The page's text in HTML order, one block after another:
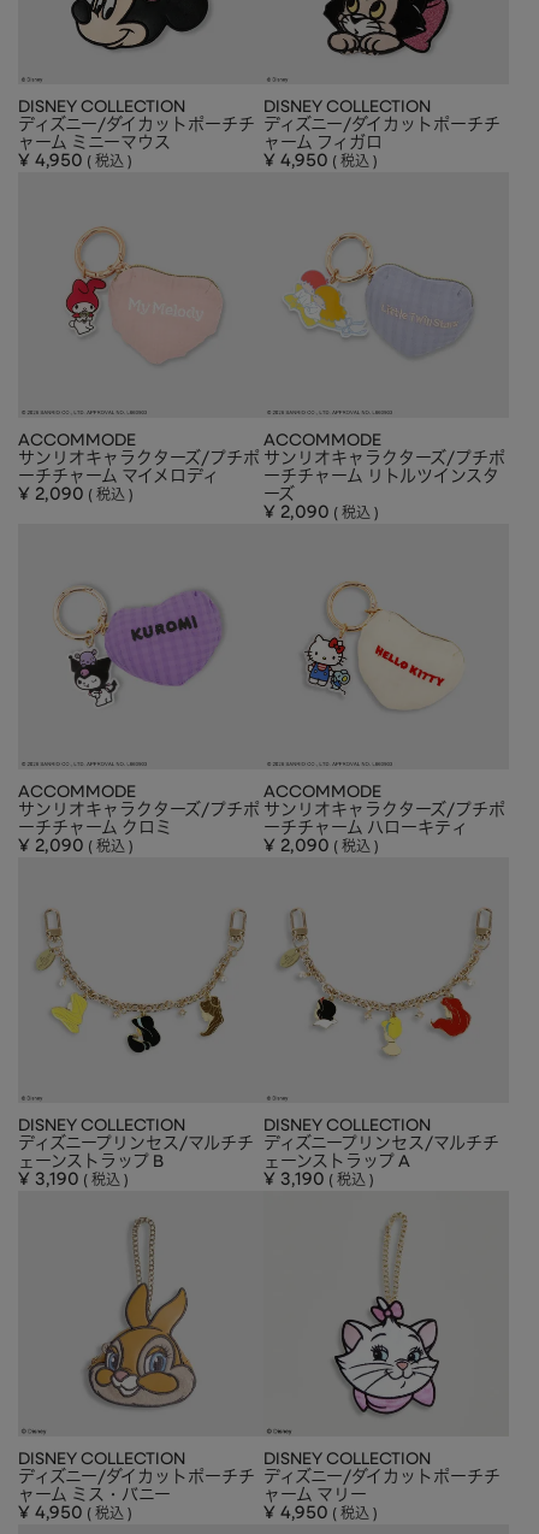
DISNEY COLLECTION
ディズニー/ダイカットポーチチ
ャーム ミニーマウス
¥ 4,950 税込
DISNEY COLLECTION
ディズニー/ダイカットポーチチ
ャーム フィガロ
¥ 4,950 税込
ACCOMMODE
サンリオキャラクターズ/プチポ
ーチチャーム マイメロディ
¥ 2,090 税込
ACCOMMODE
サンリオキャラクターズ/プチポ
ーチチャーム リトルツインスタ
ーズ
¥ 2,090 税込
ACCOMMODE
サンリオキャラクターズ/プチポ
ーチチャーム クロミ
¥ 2,090 税込
ACCOMMODE
サンリオキャラクターズ/プチポ
ーチチャーム ハローキティ
¥ 2,090 税込
DISNEY COLLECTION
ディズニープリンセス/マルチチ
ェーンストラップ B
¥ 3,190 税込
DISNEY COLLECTION
ディズニープリンセス/マルチチ
ェーンストラップ A
¥ 3,190 税込
DISNEY COLLECTION
ディズニー/ダイカットポーチチ
ャーム ミス・バニー
¥ 4,950 税込
DISNEY COLLECTION
ディズニー/ダイカットポーチチ
ャーム マリー
¥ 4,950 税込